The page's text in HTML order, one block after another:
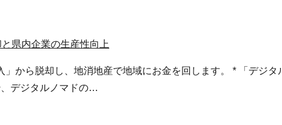
県内企業の生産性向上
から脱却し、地消地産で地域にお金を回します。 * 「デジ
、デジタルノマドの…